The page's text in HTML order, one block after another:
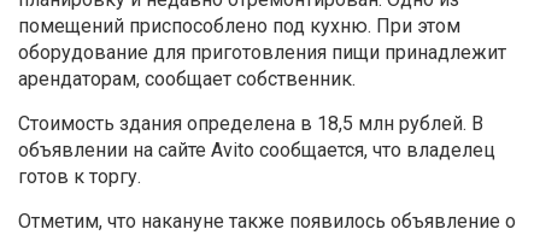
помещений приспособлено под кухню. При этом
оборудование для приготовления пищи принадлежит
арендаторам, сообщает собственник.
Стоимость здания определена в 18,5 млн рублей. В
объявлении на сайте Avito сообщается, что владелец
готов к торгу.
Отметим, что накануне также появилось объявление о